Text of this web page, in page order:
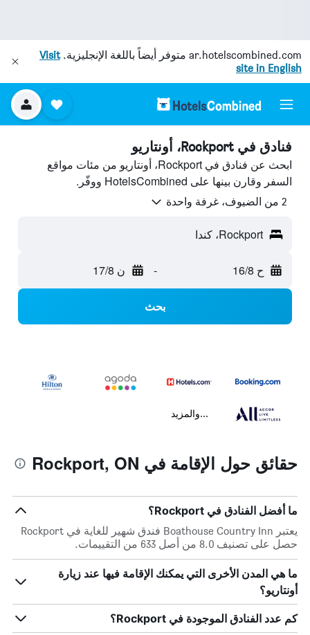
ar.hotelscombined.com متوفر أيضاً باللغة الإنجليزية.Visit
site in English
فنادق في Rockport، أونتاريو
ابحث عن فنادق في Rockport، أونتاريو من مئات مواقع
السفر وقارن بينها على HotelsCombined ووفّر.
2 من الضيوف، غرفة واحدة
Rockport، كندا
ح 16/8 - ن 17/8
بحث
...والمزيد
حقائق حول الإقامة في Rockport, ON
ما أفضل الفنادق في Rockport؟
يعتبر Boathouse Country Inn فندق شهير للغاية في Rockport
حصل على تصنيف 8.0 من أصل 633 من التقييمات.
ما هي المدن الأخرى التي يمكنك الإقامة فيها عند زيارة
أونتاريو؟
كم عدد الفنادق الموجودة في Rockport؟